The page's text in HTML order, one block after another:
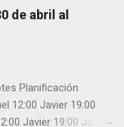
de abril al
Planificación
12:00 Javier 19:00
Javier 19:00 Javier